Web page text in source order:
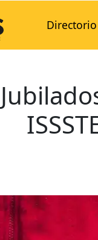
Directorio